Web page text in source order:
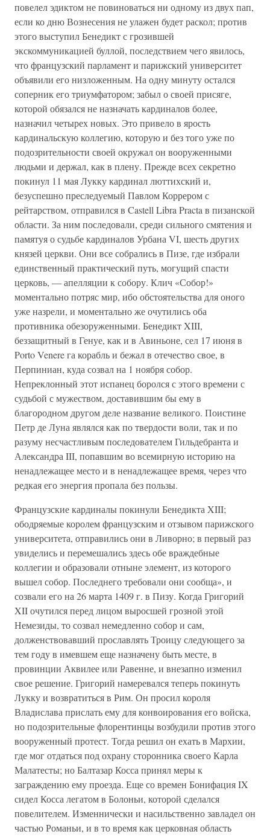
повелел эдиктом не повиноваться ни одному из двух пап,
если ко дню Вознесения не улажен будет раскол; против
этого выступил Бенедикт с грозившей
экскоммуникацией буллой, последствием чего явилось,
что французский парламент и парижский университет
объявили его низложенным. На одну минуту остался
соперник его триумфатором; забыл о своей присяге,
которой обязался не назначать кардиналов более,
назначил четырех новых. Это привело в ярость
кардинальскую коллегию, которую и без того уже по
подозрительности своей окружал он вооруженными
людьми и держал, как в плену. Прежде всех секретно
покинул 11 мая Лукку кардинал люттихский и,
безуспешно преследуемый Павлом Коррером с
рейтарством, отправился в Castell Libra Practa в пизанской
области. За ним последовали, среди сильного смятения и
памятуя о судьбе кардиналов Урбана VI, шесть других
князей церкви. Они все собрались в Пизе, где избрали
единственный практический путь, могущий спасти
церковь, — апелляции к собору. Клич «Собор!»
моментально потряс мир, ибо обстоятельства для оного
уже назрели, и моментально же очутились оба
противника обезоруженными. Бенедикт XIII,
беззащитный в Генуе, как и в Авиньоне, сел 17 июня в
Porto Venere га корабль и бежал в отечество свое, в
Перпиниан, куда созвал на 1 ноября собор.
Непреклонный этот испанец боролся с этого времени с
судьбой с мужеством, доставившим бы ему в
благородном другом деле название великого. Поистине
Петр де Луна являлся как по твердости воли, так и по
разуму несчастливым последователем Гильдебранта и
Александра III, попавшим во всемирную историю на
ненадлежащее место и в ненадлежащее время, через что
редкая его энергия пропала без пользы.
Французские кардиналы покинули Бенедикта XIII;
ободряемые королем французским и отзывом парижского
университета, отправились они в Ливорно; в первый раз
увиделись и перемешались здесь обе враждебные
коллегии и образовали отныне элемент, из которого
вышел собор. Последнего требовали они сообща», и
созвали его на 26 марта 1409 г. в Пизу. Когда Григорий
XII очутился перед лицом выросшей грозной этой
Немезиды, то созвал немедленно собор и сам,
долженствовавший прославлять Троицу следующего за
тем году в имевшем еще назначену быть месте, в
провинции Аквилее или Равенне, и внезапно изменил
свое решение. Григорий намеревался теперь покинуть
Лукку и возвратиться в Рим. Он просил короля
Владислава прислать ему для конвоирования его войска,
но подозрительные флорентинцы возбудили против этого
вооруженный протест. Тогда решил он ехать в Мархии,
где мог отдаться под охрану сторонника своего Карла
Малатесты; но Балтазар Косса принял меры к
заграждению ему проезда. Еще со времен Бонифация IX
сидел Косса легатом в Болоньи, которой сделался
повелителем. Изменнически и насильственно завладел он
частью Романьи, и в то время как церковная область